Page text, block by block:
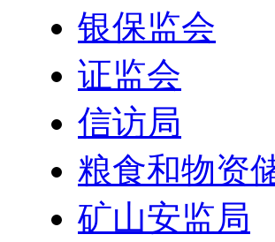
银保监会
证监会
信访局
粮食和物资
矿山安监局